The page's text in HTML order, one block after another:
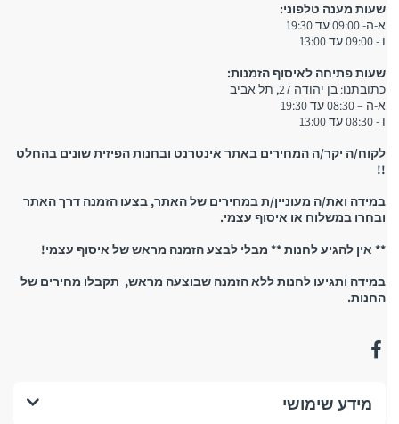
שעות מענה טלפוני:
א-ה- 09:00 עד 19:30
שעות פתיחה לאיסוף הזמנות:
כתובתנו: בן יהודה 27, תל אביב
א-ה – 08:30 עד 19:30
לקוח/ה יקר/ה המחירים באתר אינטרנט ובחנות הפיזית שונים בהחלט
במידה ואת/ה מעוניין/ת במחירים של האתר, בצעו הזמנה דרך האתר
ובחרו במשלוח או איסוף עצמי.
** אין להגיע לחנות ** מבלי לבצע הזמנה מראש של איסוף עצמי!
במידה ותגיעו לחנות ללא הזמנה שבוצעה מראש, תקבלו מחירים של
החנות.
מידע שימושי